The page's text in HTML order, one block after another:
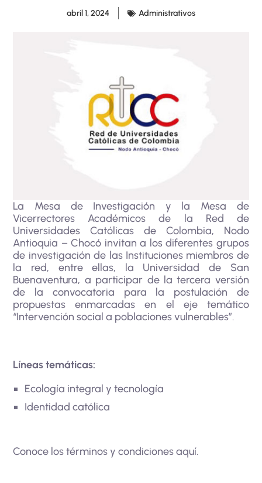
abril 1, 2024 Administrativos
La Mesa de Investigación y la Mesa de
Vicerrectores Académicos de la Red de
Universidades Católicas de Colombia, Nodo
Antioquia – Chocó invitan a los diferentes grupos
de investigación de las Instituciones miembros de
la red, entre ellas, la Universidad de San
Buenaventura, a participar de la tercera versión
de la convocatoria para la postulación de
propuestas enmarcadas en el eje temático
“Intervención social a poblaciones vulnerables”.
Líneas temáticas:
Ecología integral y tecnología
Identidad católica
Conoce los términos y condiciones aquí.